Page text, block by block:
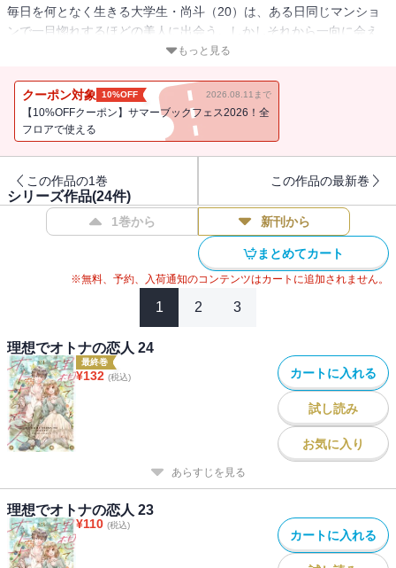
毎日を何となく生きる大学生・尚斗（20）は、ある日同じマンショ
ンで一目惚れするほどの美人に出会う。しかしそれから一向に会え
ず残念・・・と思っていたら、目の前に現れたずたぼろ眼鏡女がそ
いつもの日常が一つの出逢いにより変わっていく――。無気力男子
大学生×自己否定MAXな漫画家のハートフルピュアラブストーリー！
『マリーミー！』『僕のソルシエール』の夕希実久が贈る最新作！
もっと見る
クーポン対象 10%OFF 2026.08.11まで
【10%OFFクーポン】サマーブックフェス2026！全
フロアで使える
この作品の1巻 この作品の最新巻
シリーズ作品(24件)
1巻から 新刊から
まとめてカート
※無料、予約、入荷通知のコンテンツはカートに追加されません。
1 2 3
理想でオトナの恋人 24
最終巻
¥132 (税込) カートに入れる
試し読み
お気に入り
あらすじを見る
理想でオトナの恋人 23
¥110 (税込)
カートに入れる